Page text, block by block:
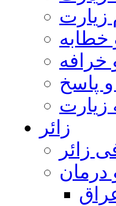
زیارت
خطابه
خرافه
پاسخ
زیارت
زائر
زائر
درمان